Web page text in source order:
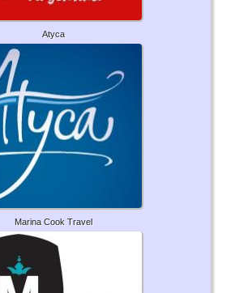
Atyca
Marina Cook Travel